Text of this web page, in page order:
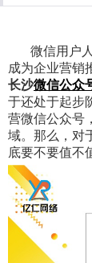
微信用户
成为企业营销
长沙微信公众
于还处于起步
营微信公众号
域。那么，对
底要不要值不